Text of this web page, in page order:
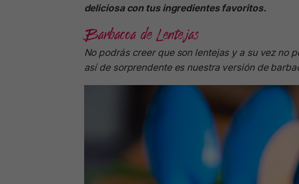
deliciosa con tus ingredientes favoritos.
Barbacoa de Lentejas
No podrás creer que son lentejas y a su vez no
así de sorprendente es nuestra versión de